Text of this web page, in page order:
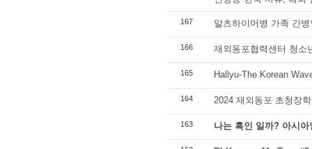
167 알츠하이머병 가족 간
166 재외동포협력센터 청소
165 Hallyu-The Korean
164 2024 재외동포 초청장
163 나는 흑인 일까? 아시아